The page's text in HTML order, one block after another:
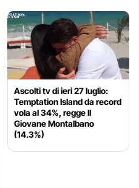
Ascolti tv di ieri 27 luglio:
Temptation Island da record
vola al 34%, regge Il
Giovane Montalbano
(14.3%)